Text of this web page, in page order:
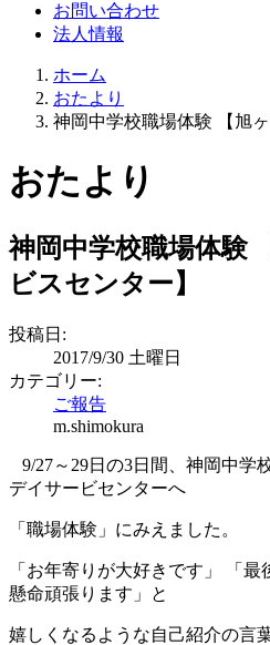
お問い合わせ
法人情報
ホーム
おたより
神岡中学校職場体験 【旭
おたより
神岡中学校職場体験
ビスセンター】
投稿日:
2017/9/30 土曜日
カテゴリー:
ご報告
m.shimokura
9/27～29日の3日間、神岡中学
デイサービセンターへ
「職場体験」にみえました。
「お年寄りが大好きです」 「
懸命頑張ります」と
嬉しくなるような自己紹介の言